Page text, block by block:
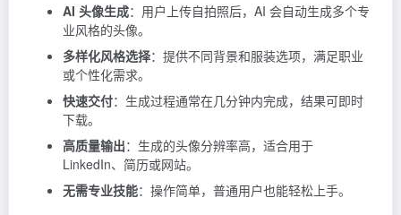
AI 头像生成：用户上传自拍照后，AI 会自动生成多个专
业风格的头像。
多样化风格选择：提供不同背景和服装选项，满足职业
或个性化需求。
快速交付：生成过程通常在几分钟内完成，结果可即时
下载。
高质量输出：生成的头像分辨率高，适合用于
LinkedIn、简历或网站。
无需专业技能：操作简单，普通用户也能轻松上手。